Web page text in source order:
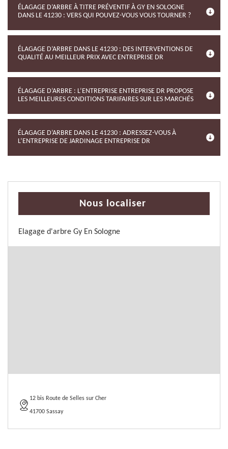
ÉLAGAGE D’ARBRE À TITRE PRÉVENTIF À GY EN SOLOGNE
DANS LE 41230 : VERS QUI POUVEZ-VOUS VOUS TOURNER ?
ÉLAGAGE D’ARBRE DANS LE 41230 : DES INTERVENTIONS DE
QUALITÉ AU MEILLEUR PRIX AVEC ENTREPRISE DR
ÉLAGAGE D’ARBRE : L’ENTREPRISE ENTREPRISE DR PROPOSE
LES MEILLEURES CONDITIONS TARIFAIRES SUR LES MARCHÉS
ÉLAGAGE D’ARBRE DANS LE 41230 : ADRESSEZ-VOUS À
L’ENTREPRISE DE JARDINAGE ENTREPRISE DR
Nous localiser
Elagage d'arbre Gy En Sologne
12 bis Route de Selles sur Cher
41700 Sassay